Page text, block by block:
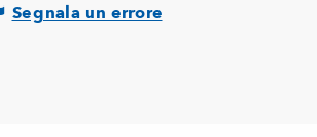
Segnala un errore